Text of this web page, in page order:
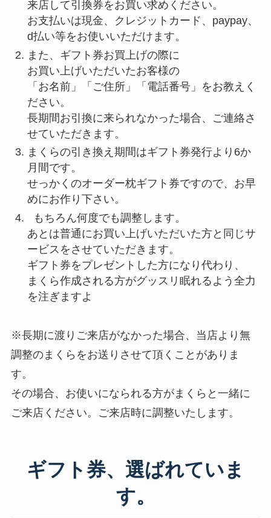
来店して引換券をお買い求めください。
お支払いは現金、クレジットカード、paypay、
d払い等をお使いいただけます。
また、ギフト券お買上げの際に
お買い上げいただいたお客様の
「お名前」「ご住所」「電話番号」をお教えく
ださい。
長期間お引換に来られなかった場合、ご連絡さ
せていただきます。
まくらの引き換え期間はギフト券発行より6か
月間です。
せっかくのオーダー枕ギフト券ですので、お早
めにお作り下さい。
もちろん何度でも調整します。
あとは普通にお買い上げいただいた方と同じサ
ービスをさせていただきます。
ギフト券をプレゼントした方になり代わり、
まくら作成される方がグッスリ眠れるよう全力
を注ぎますよ
※長期に渡りご来店がなかった場合、当店より無
調整のまくらをお送りさせて頂くことがありま
す。
その場合、お使いになられる方がまくらと一緒に
ご来店ください。ご来店時に調整いたします。
ギフト券、選ばれていま
す。